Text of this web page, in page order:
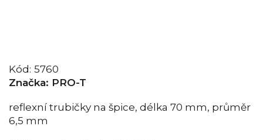
Kód: 5760
Značka: PRO-T
reflexní trubičky na špice, délka 70 mm, průměr
6,5 mm